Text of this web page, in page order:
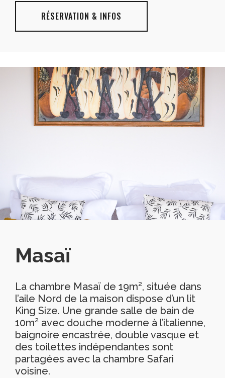
RÉSERVATION & INFOS
Masaï
La chambre Masaï de 19m², située dans
l’aile Nord de la maison dispose d’un lit
King Size. Une grande salle de bain de
10m² avec douche moderne à l’italienne,
baignoire encastrée, double vasque et
des toilettes indépendantes sont
partagées avec la chambre Safari
voisine.